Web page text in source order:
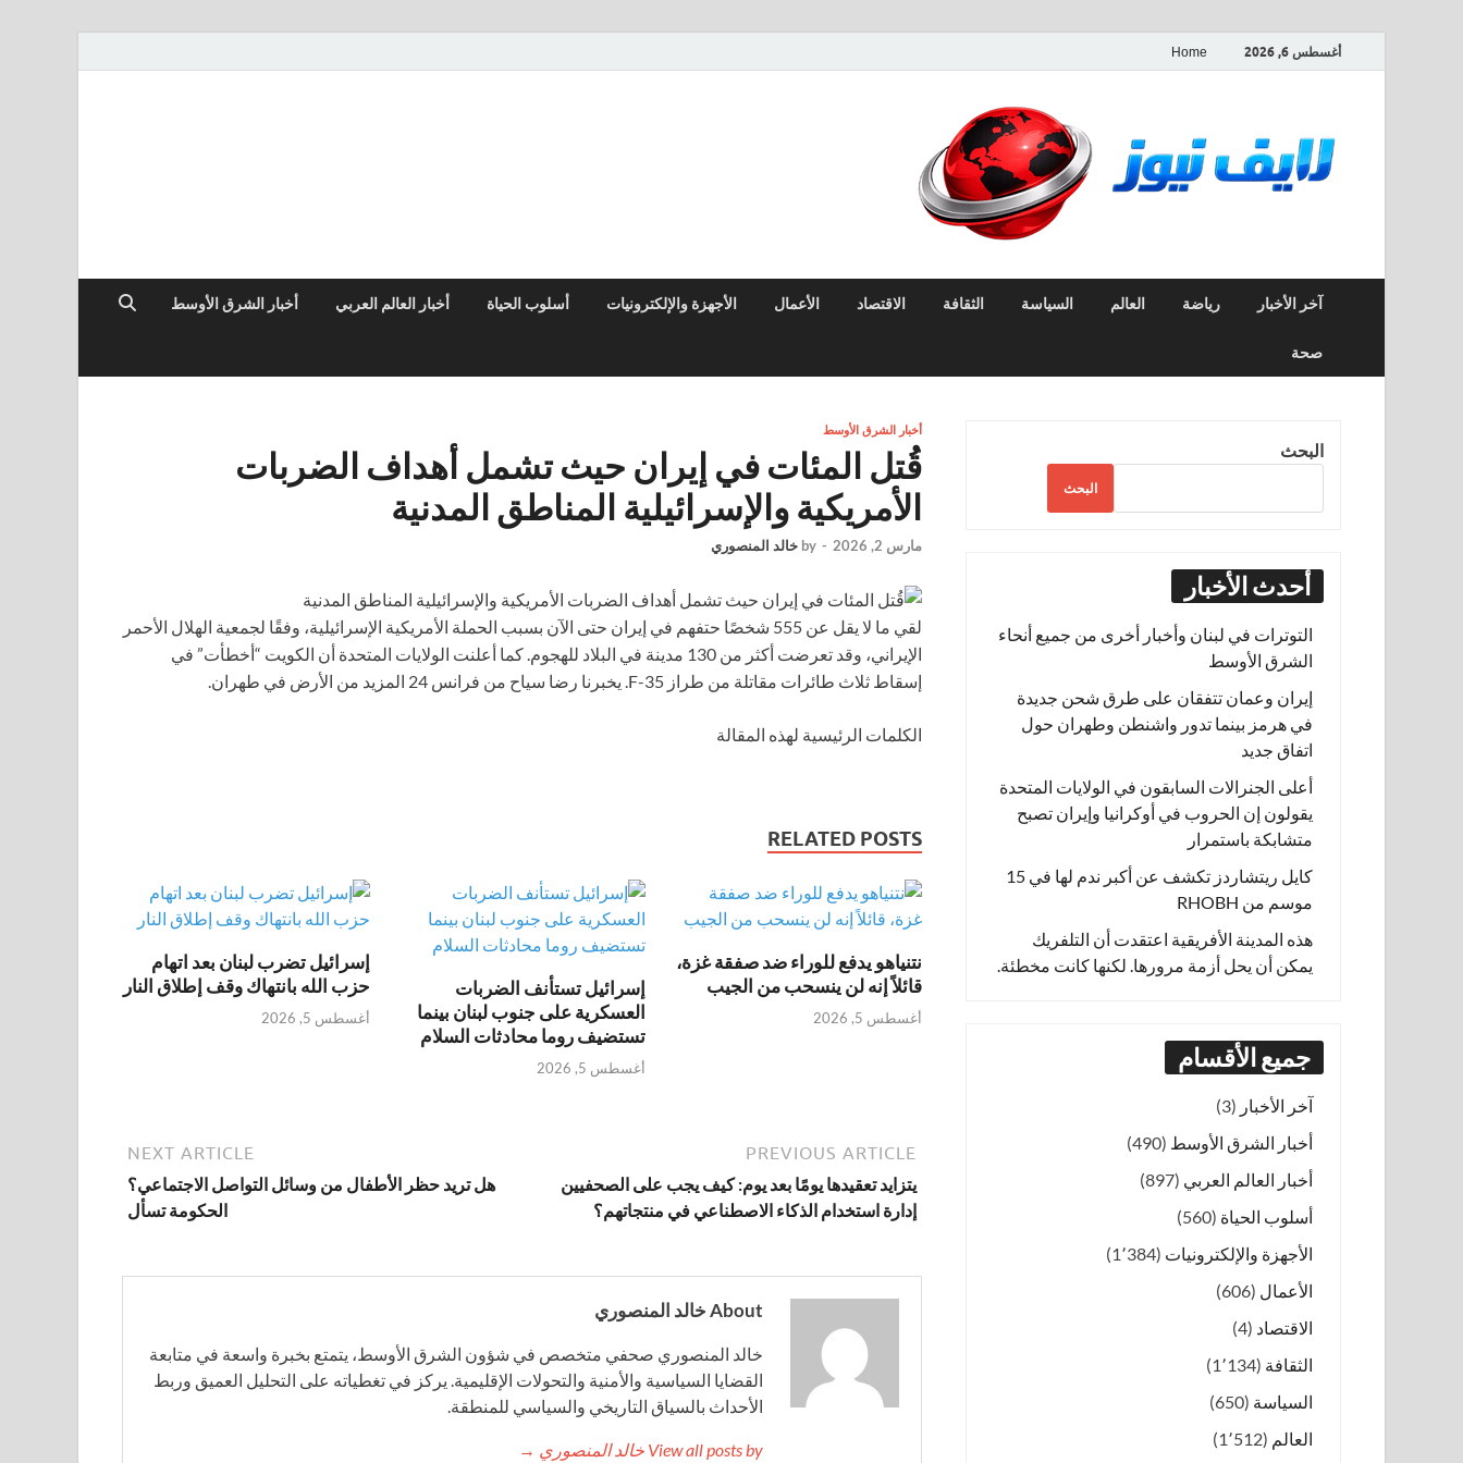
أغسطس 6, 2026 Home
آخر الأخبار رياضة العالم السياسة الثقافة الاقتصاد الأعمال الأجهزة والإلكترونيات أسلوب الحياة أخبار العالم العربي أخبار الشرق الأوسط
صحة
أخبار الشرق الأوسط
قُتل المئات في إيران حيث تشمل أهداف الضربات
الأمريكية والإسرائيلية المناطق المدنية
مارس 2, 2026 -
by خالد المنصوري
لقي ما لا يقل عن 555 شخصًا حتفهم في إيران حتى الآن بسبب الحملة الأمريكية الإسرائيلية، وفقًا لجمعية الهلال الأحمر
الإيراني، وقد تعرضت أكثر من 130 مدينة في البلاد للهجوم. كما أعلنت الولايات المتحدة أن الكويت “أخطأت” في
إسقاط ثلاث طائرات مقاتلة من طراز F-35. يخبرنا رضا سياح من فرانس 24 المزيد من الأرض في طهران.
الكلمات الرئيسية لهذه المقالة
RELATED POSTS
نتنياهو يدفع للوراء ضد صفقة غزة،
قائلاً إنه لن ينسحب من الجيب
أغسطس 5, 2026
إسرائيل تستأنف الضربات
العسكرية على جنوب لبنان بينما
تستضيف روما محادثات السلام
أغسطس 5, 2026
إسرائيل تضرب لبنان بعد اتهام
حزب الله بانتهاك وقف إطلاق النار
أغسطس 5, 2026
PREVIOUS ARTICLE
يتزايد تعقيدها يومًا بعد يوم: كيف يجب على الصحفيين
إدارة استخدام الذكاء الاصطناعي في منتجاتهم؟
NEXT ARTICLE
هل تريد حظر الأطفال من وسائل التواصل الاجتماعي؟
الحكومة تسأل
About خالد المنصوري
خالد المنصوري صحفي متخصص في شؤون الشرق الأوسط، يتمتع بخبرة واسعة في متابعة
القضايا السياسية والأمنية والتحولات الإقليمية. يركز في تغطياته على التحليل العميق وربط
الأحداث بالسياق التاريخي والسياسي للمنطقة.
View all posts by خالد المنصوري →
البحث
البحث
أحدث الأخبار
التوترات في لبنان وأخبار أخرى من جميع أنحاء
الشرق الأوسط
إيران وعمان تتفقان على طرق شحن جديدة
في هرمز بينما تدور واشنطن وطهران حول
اتفاق جديد
أعلى الجنرالات السابقون في الولايات المتحدة
يقولون إن الحروب في أوكرانيا وإيران تصبح
متشابكة باستمرار
كايل ريتشاردز تكشف عن أكبر ندم لها في 15
موسم من RHOBH
هذه المدينة الأفريقية اعتقدت أن التلفريك
يمكن أن يحل أزمة مرورها. لكنها كانت مخطئة.
جميع الأقسام
آخر الأخبار (3)
أخبار الشرق الأوسط (490)
أخبار العالم العربي (897)
أسلوب الحياة (560)
الأجهزة والإلكترونيات (1٬384)
الأعمال (606)
الاقتصاد (4)
الثقافة (1٬134)
السياسة (650)
العالم (1٬512)